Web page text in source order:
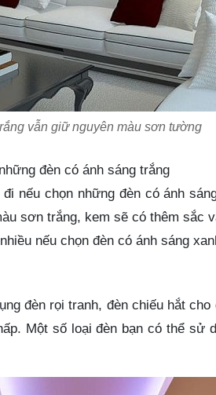
vẫn giữ nguyên màu sơn tường
đèn có ánh sáng trắng
nếu chọn những đèn có ánh
sơn trắng, kem sẽ có thêm sắc
nếu chọn đèn có ánh sáng
đèn rọi tranh, đèn chiếu hắt
Một số loại đèn bạn có thể sử